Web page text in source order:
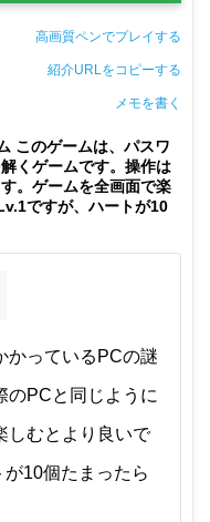
高画質ペンでプレイする
紹介URLをコピーする
メモを書く
このゲームは、パスワ
くゲームです。操作は
。ゲームを全画面で楽
ですが、ハートが10
かっているPCの謎
のPCと同じように
しむとより良いで
10個たまったら